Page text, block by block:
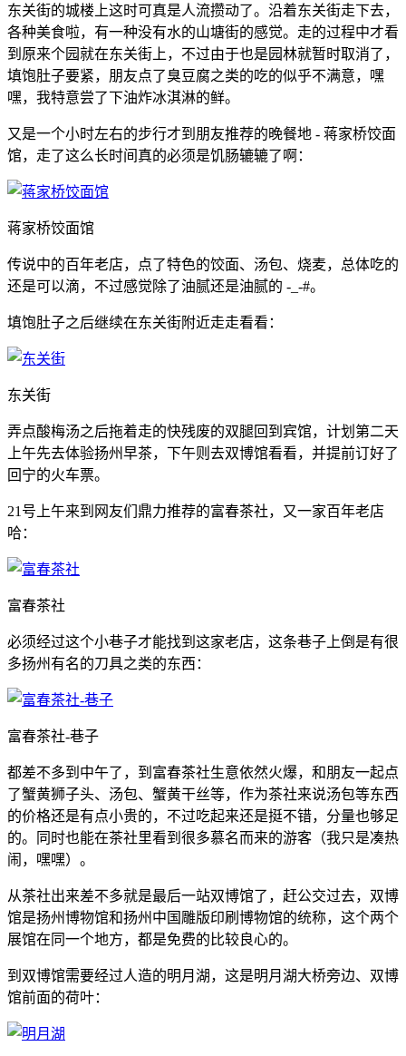
东关街的城楼上这时可真是人流攒动了。沿着东关街走下去，
各种美食啦，有一种没有水的山塘街的感觉。走的过程中才看
到原来个园就在东关街上，不过由于也是园林就暂时取消了，
填饱肚子要紧，朋友点了臭豆腐之类的吃的似乎不满意，嘿
嘿，我特意尝了下油炸冰淇淋的鲜。
又是一个小时左右的步行才到朋友推荐的晚餐地 - 蒋家桥饺面
馆，走了这么长时间真的必须是饥肠辘辘了啊：
蒋家桥饺面馆
传说中的百年老店，点了特色的饺面、汤包、烧麦，总体吃的
还是可以滴，不过感觉除了油腻还是油腻的 -_-#。
填饱肚子之后继续在东关街附近走走看看：
东关街
弄点酸梅汤之后拖着走的快残废的双腿回到宾馆，计划第二天
上午先去体验扬州早茶，下午则去双博馆看看，并提前订好了
回宁的火车票。
21号上午来到网友们鼎力推荐的富春茶社，又一家百年老店
哈：
富春茶社
必须经过这个小巷子才能找到这家老店，这条巷子上倒是有很
多扬州有名的刀具之类的东西：
富春茶社-巷子
都差不多到中午了，到富春茶社生意依然火爆，和朋友一起点
了蟹黄狮子头、汤包、蟹黄干丝等，作为茶社来说汤包等东西
的价格还是有点小贵的，不过吃起来还是挺不错，分量也够足
的。同时也能在茶社里看到很多慕名而来的游客（我只是凑热
闹，嘿嘿）。
从茶社出来差不多就是最后一站双博馆了，赶公交过去，双博
馆是扬州博物馆和扬州中国雕版印刷博物馆的统称，这个两个
展馆在同一个地方，都是免费的比较良心的。
到双博馆需要经过人造的明月湖，这是明月湖大桥旁边、双博
馆前面的荷叶：